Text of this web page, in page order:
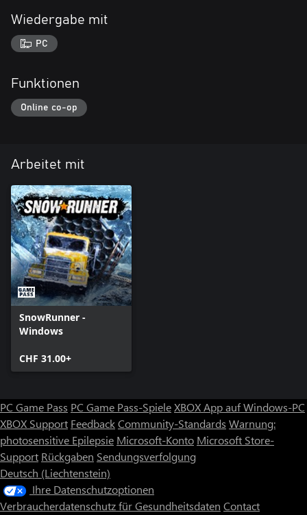
Wiedergabe mit
PC
Funktionen
Online co-op
Arbeitet mit
SnowRunner -
Windows
CHF 31.00+
PC Game Pass PC Game Pass-SpieleXBOX App auf Windows-PC
XBOX Support FeedbackCommunity-Standards Warnung:
photosensitive Epilepsie Microsoft-Konto Microsoft Store-
Support Rückgaben Sendungsverfolgung
Deutsch (Liechtenstein)
Ihre Datenschutzoptionen
Verbraucherdatenschutz für Gesundheitsdaten Contact